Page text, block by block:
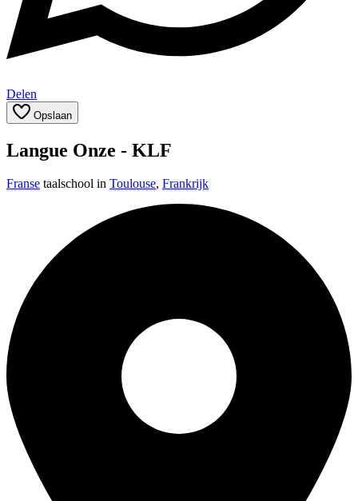
Delen
Opslaan
Langue Onze - KLF
Franse taalschool in Toulouse, Frankrijk